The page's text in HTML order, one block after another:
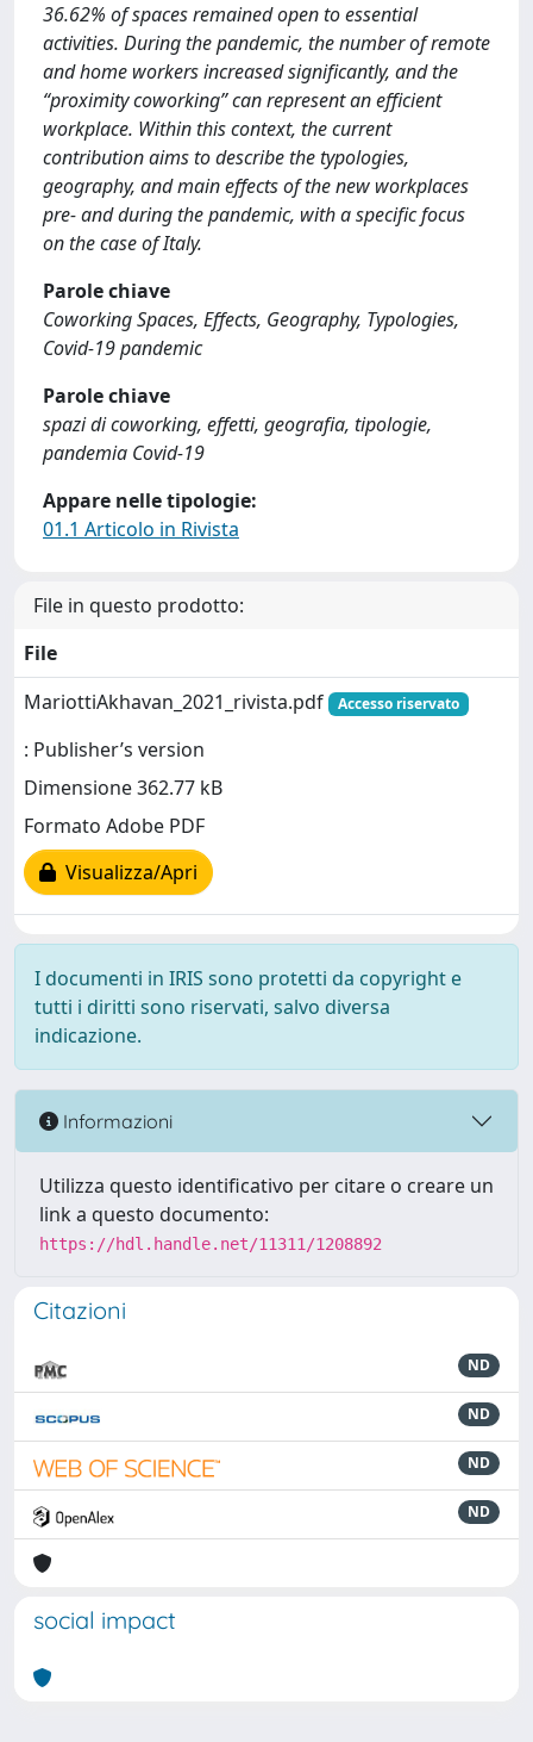
36.62% of spaces remained open to essential
activities. During the pandemic, the number of remote
and home workers increased significantly, and the
“proximity coworking” can represent an efficient
workplace. Within this context, the current
contribution aims to describe the typologies,
geography, and main effects of the new workplaces
pre- and during the pandemic, with a specific focus
on the case of Italy.
Parole chiave
Coworking Spaces, Effects, Geography, Typologies,
Covid-19 pandemic
Parole chiave
spazi di coworking, effetti, geografia, tipologie,
pandemia Covid-19
Appare nelle tipologie:
01.1 Articolo in Rivista
File in questo prodotto:
File
MariottiAkhavan_2021_rivista.pdf
Accesso riservato
: Publisher’s version
Dimensione 362.77 kB
Formato Adobe PDF
Visualizza/Apri
I documenti in IRIS sono protetti da copyright e
tutti i diritti sono riservati, salvo diversa
indicazione.
Informazioni
Utilizza questo identificativo per citare o creare un
link a questo documento:
https://hdl.handle.net/11311/1208892
Citazioni
ND
ND
ND
ND
social impact